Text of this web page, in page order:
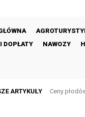
DOPŁATY
NAWOZY
ARTYKUŁY Ceny
Ceny